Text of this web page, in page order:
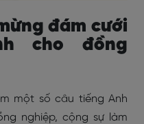
đám cưới
cho đồng
một số câu tiếng Anh
nghiệp, cộng sự làm